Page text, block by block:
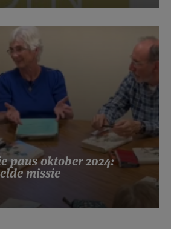
paus oktober 2024:
missie